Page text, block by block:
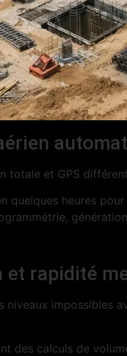
et GPS
quelques heures
rapidité
impossibles
des calculs de